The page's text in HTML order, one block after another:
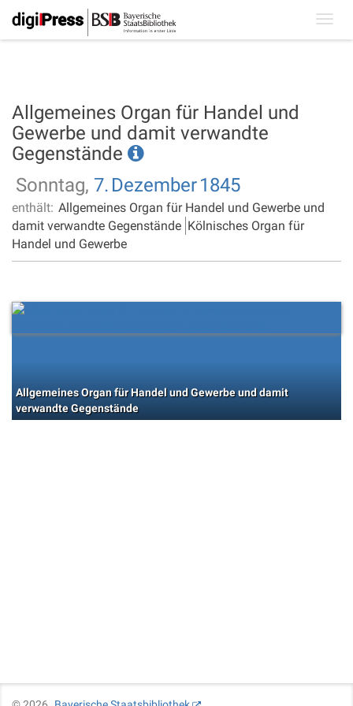
Allgemeines Organ für Handel und
Gewerbe und damit verwandte
Gegenstände
Sonntag, 7. Dezember1845
enthält: Allgemeines Organ für Handel und Gewerbe und
damit verwandte Gegenstände Kölnisches Organ für
Handel und Gewerbe
Allgemeines Organ für Handel und Gewerbe und damit
verwandte Gegenstände